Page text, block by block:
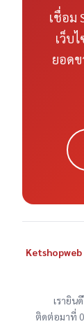
เชื่อม
เว็บ
ยอดข
Ketshopweb
เรายิน
ติดต่อมาที่